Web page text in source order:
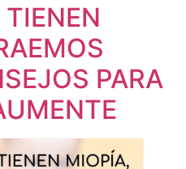
PARA